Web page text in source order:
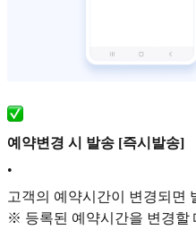
예약변경 시 발송 [즉시발송]
•
고객의 예약시간이 변경되면
※ 등록된 예약시간을 변경할